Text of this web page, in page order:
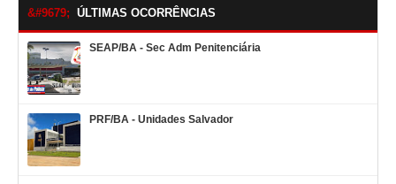
ÚLTIMAS OCORRÊNCIAS
SEAP/BA - Sec Adm Penitenciária
PRF/BA - Unidades Salvador